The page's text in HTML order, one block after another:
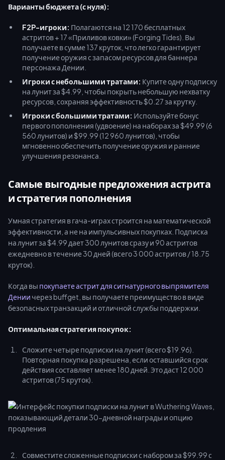
Варианты бюджета (с нуля):
F2P-игроки: Полагаются на 12 170 бесплатных
астритов + 17 «Приливов ковки» (Forging Tides). Вы
получаете в сумме 137 круток, что легко гарантирует
получение оружия с запасом ресурсов для баннера
персонажа Дении.
Игроки с небольшими тратами: Купите одну подписку
на лунит за $4.99, чтобы покрыть небольшую нехватку
ресурсов, сохраняя эффективность $0.27 за крутку.
Игроки с большими тратами: Используйте бонус
первого пополнения (удвоение) на наборах за $49.99 (6
560 лунитов) и $99.99 (12 960 лунитов), чтобы
мгновенно обеспечить получение оружия и ранние
улучшения резонанса.
Самые выгодные предложения астрита
и стратегия пополнения
Умная стратегия в гача-играх строится на математической
эффективности, а не на импульсивных покупках. Подписка
на лунит за $4.99 дает 300 лунитов сразу и 90 астритов
ежедневно в течение 30 дней (всего 3 000 астритов / 18.75
круток).
Когда вы покупаете астрит для сигнатурного выпрямителя
Дении через buffget, вы получаете преимущество в виде
безопасных транзакций и отличной службы поддержки.
Оптимальная стратегия покупок:
Сложите четыре подписки на лунит (всего $19.96).
Повторная покупка разрешена, если оставшийся срок
действия составляет менее 180 дней. Это даст 12 000
астритов (75 круток).
Совместите сложенные подписки с набором за $99.99 с